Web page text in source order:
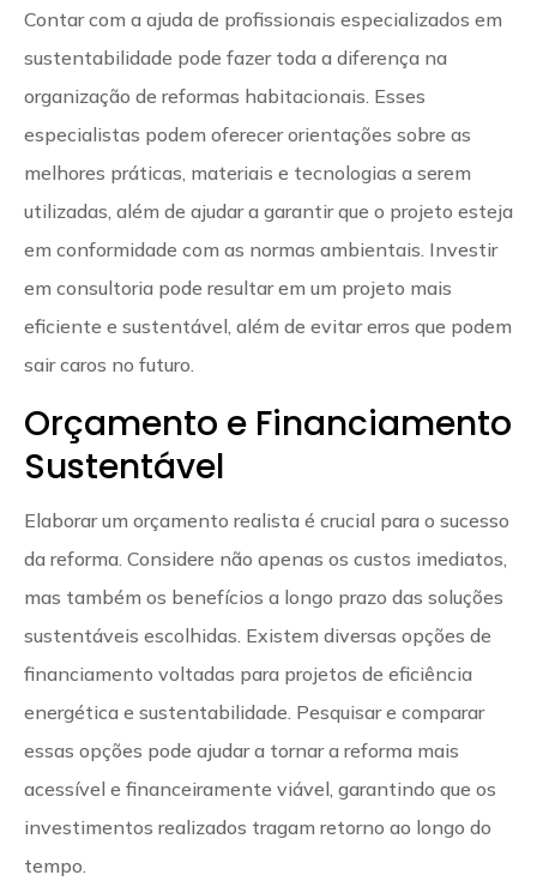
Contar com a ajuda de profissionais especializados em
sustentabilidade pode fazer toda a diferença na
organização de reformas habitacionais. Esses
especialistas podem oferecer orientações sobre as
melhores práticas, materiais e tecnologias a serem
utilizadas, além de ajudar a garantir que o projeto esteja
em conformidade com as normas ambientais. Investir
em consultoria pode resultar em um projeto mais
eficiente e sustentável, além de evitar erros que podem
sair caros no futuro.
Orçamento e Financiamento
Sustentável
Elaborar um orçamento realista é crucial para o sucesso
da reforma. Considere não apenas os custos imediatos,
mas também os benefícios a longo prazo das soluções
sustentáveis escolhidas. Existem diversas opções de
financiamento voltadas para projetos de eficiência
energética e sustentabilidade. Pesquisar e comparar
essas opções pode ajudar a tornar a reforma mais
acessível e financeiramente viável, garantindo que os
investimentos realizados tragam retorno ao longo do
tempo.